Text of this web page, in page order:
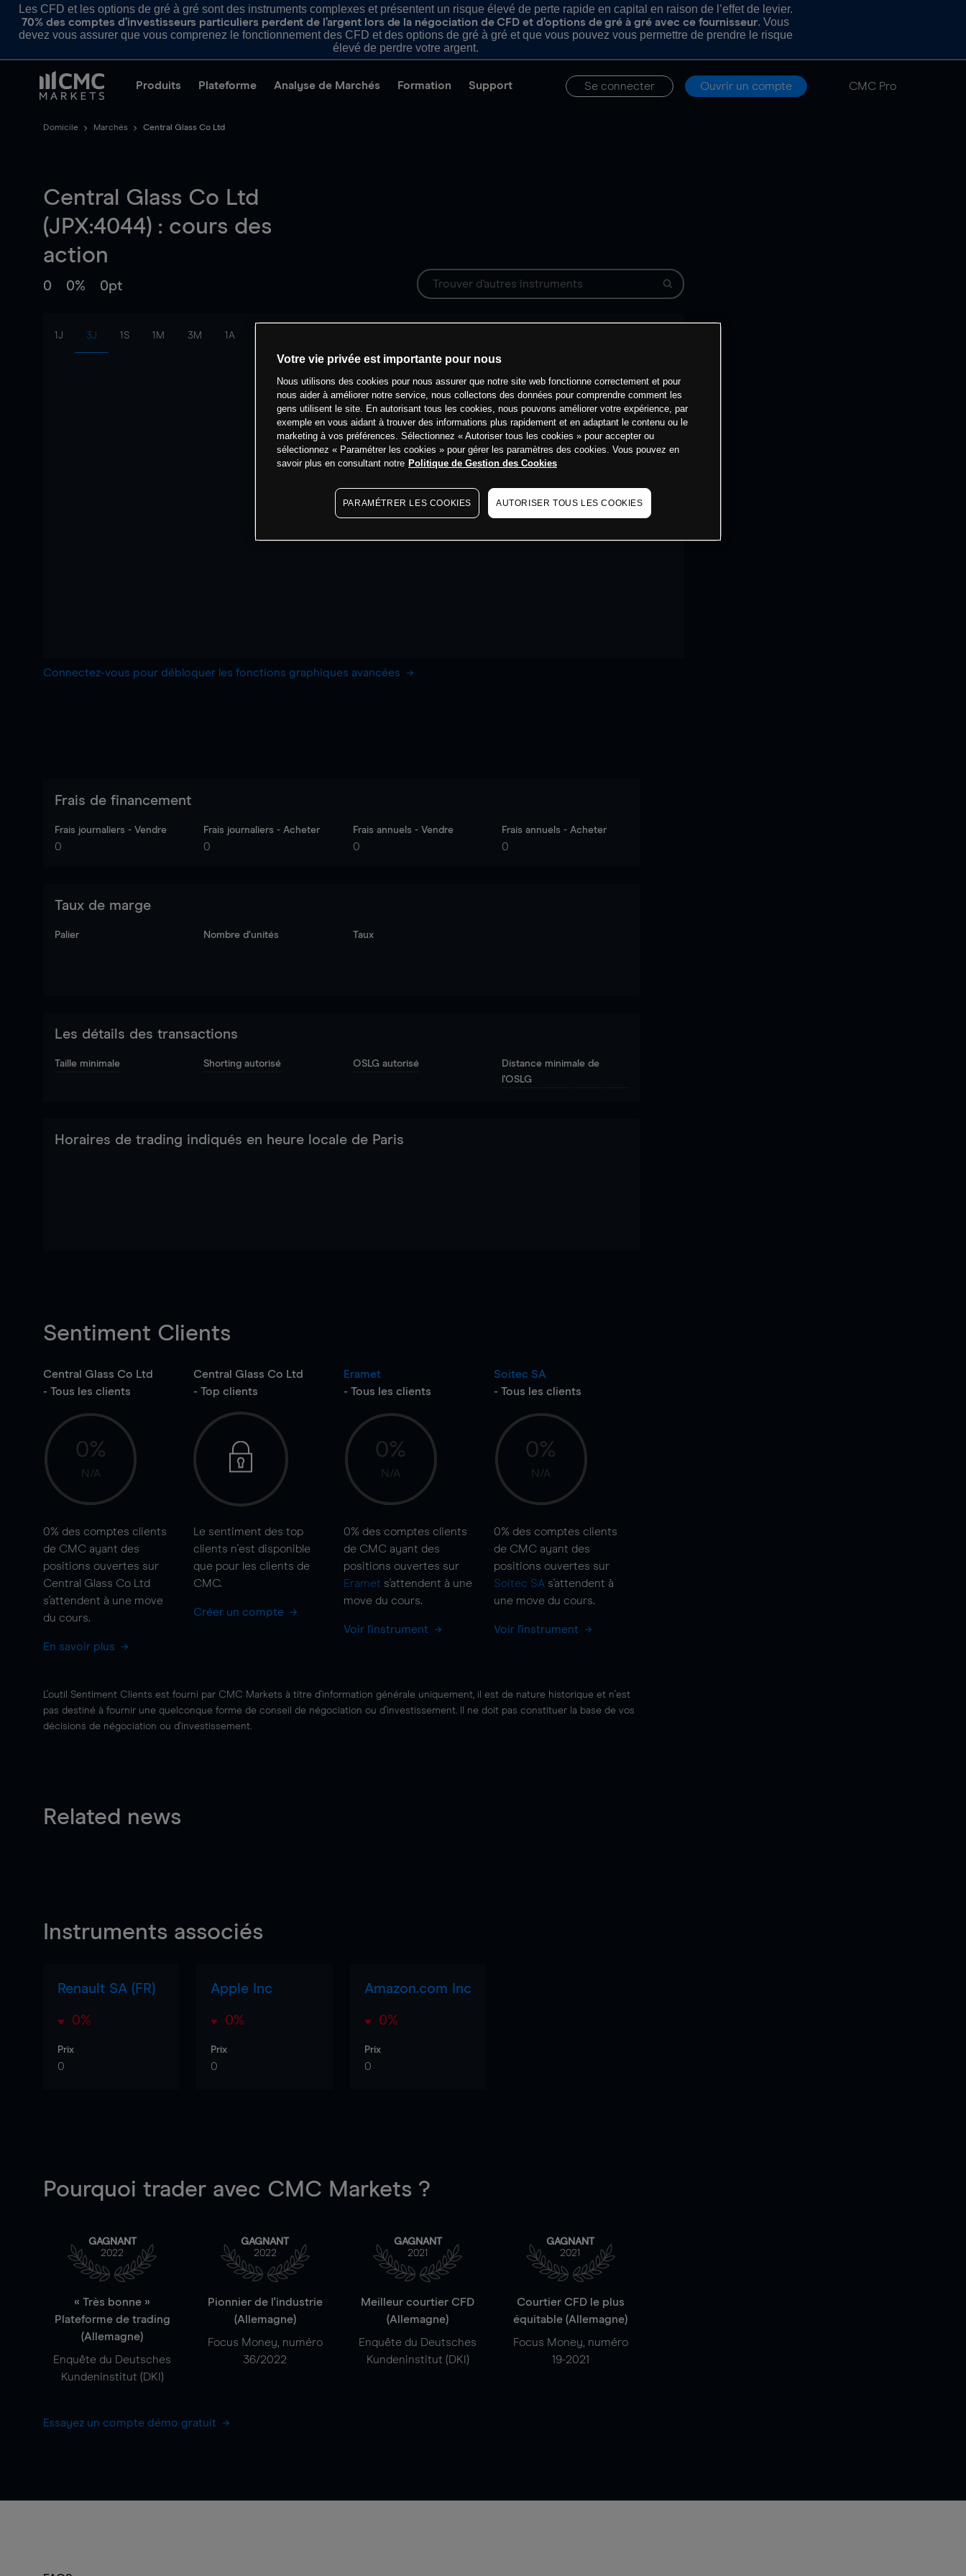
Les CFD et les options de gré à gré sont des instruments complexes et présentent un risque élevé de perte rapide en capital en raison de l’effet de levier.
70% des comptes d’investisseurs particuliers perdent de l’argent lors de la négociation de CFD et d’options de gré à gré avec ce fournisseur. Vous
devez vous assurer que vous comprenez le fonctionnement des CFD et des options de gré à gré et que vous pouvez vous permettre de prendre le risque
élevé de perdre votre argent.
Produits Plateforme Analyse de Marchés Formation Support Se connecter Ouvrir un compte CMC Pro
Domicile Marchés Central Glass Co Ltd
Central Glass Co Ltd
(JPX:4044) : cours des
action
0 0% 0pt
1J 3J 1S 1M 3M 1A
Connectez-vous pour débloquer les fonctions graphiques avancées
Frais de financement
Frais journaliers - Vendre
0
Frais journaliers - Acheter
0
Frais annuels - Vendre
0
Frais annuels - Acheter
0
Taux de marge
Palier Nombre d’unités Taux
Les détails des transactions
Taille minimale Shorting autorisé OSLG autorisé
Distance minimale de
l'OSLG
Horaires de trading indiqués en heure locale de Paris
Sentiment Clients
Central Glass Co Ltd
- Tous les clients
0%
N/A
0% des comptes clients
de CMC ayant des
positions ouvertes sur
Central Glass Co Ltd
s'attendent à une move
du cours.
En savoir plus
Central Glass Co Ltd
- Top clients
Le sentiment des top
clients n'est disponible
que pour les clients de
CMC.
Créer un compte
Eramet
- Tous les clients
0%
N/A
0% des comptes clients
de CMC ayant des
positions ouvertes sur
Eramet s'attendent à une
move du cours.
Voir l'instrument
Soitec SA
- Tous les clients
0%
N/A
0% des comptes clients
de CMC ayant des
positions ouvertes sur
Soitec SA s'attendent à
une move du cours.
Voir l'instrument
L'outil Sentiment Clients est fourni par CMC Markets à titre d'information générale uniquement, il est de nature historique et n'est
pas destiné à fournir une quelconque forme de conseil de négociation ou d'investissement. Il ne doit pas constituer la base de vos
décisions de négociation ou d'investissement.
Related news
Instruments associés
Renault SA (FR)
0%
Prix
0
Apple Inc
0%
Prix
0
Amazon.com Inc
0%
Prix
0
Pourquoi trader avec CMC Markets ?
GAGNANT
2022
« Très bonne »
Plateforme de trading
(Allemagne)
Enquête du Deutsches
Kundeninstitut (DKI)
GAGNANT
2022
Pionnier de l'industrie
(Allemagne)
Focus Money, numéro
36/2022
GAGNANT
2021
Meilleur courtier CFD
(Allemagne)
Enquête du Deutsches
Kundeninstitut (DKI)
GAGNANT
2021
Courtier CFD le plus
équitable (Allemagne)
Focus Money, numéro
19-2021
Essayez un compte démo gratuit
Votre vie privée est importante pour nous
Nous utilisons des cookies pour nous assurer que notre site web fonctionne correctement et pour
nous aider à améliorer notre service, nous collectons des données pour comprendre comment les
gens utilisent le site. En autorisant tous les cookies, nous pouvons améliorer votre expérience, par
exemple en vous aidant à trouver des informations plus rapidement et en adaptant le contenu ou le
marketing à vos préférences. Sélectionnez « Autoriser tous les cookies » pour accepter ou
sélectionnez « Paramétrer les cookies » pour gérer les paramètres des cookies. Vous pouvez en
savoir plus en consultant notre Politique de Gestion des Cookies
PARAMÉTRER LES COOKIES AUTORISER TOUS LES COOKIES